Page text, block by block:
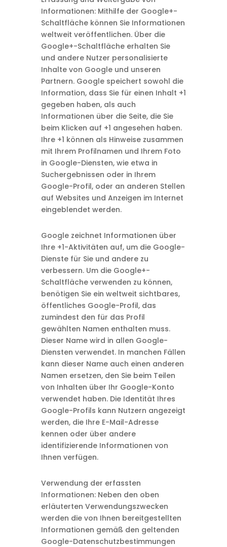
Informationen: Mithilfe der Google+-
Schaltfläche können Sie Informationen
weltweit veröffentlichen. Über die
Google+-Schaltfläche erhalten Sie
und andere Nutzer personalisierte
Inhalte von Google und unseren
Partnern. Google speichert sowohl die
Information, dass Sie für einen Inhalt +1
gegeben haben, als auch
Informationen über die Seite, die Sie
beim Klicken auf +1 angesehen haben.
Ihre +1 können als Hinweise zusammen
mit Ihrem Profilnamen und Ihrem Foto
in Google-Diensten, wie etwa in
Suchergebnissen oder in Ihrem
Google-Profil, oder an anderen Stellen
auf Websites und Anzeigen im Internet
eingeblendet werden.
Google zeichnet Informationen über
Ihre +1-Aktivitäten auf, um die Google-
Dienste für Sie und andere zu
verbessern. Um die Google+-
Schaltfläche verwenden zu können,
benötigen Sie ein weltweit sichtbares,
öffentliches Google-Profil, das
zumindest den für das Profil
gewählten Namen enthalten muss.
Dieser Name wird in allen Google-
Diensten verwendet. In manchen Fällen
kann dieser Name auch einen anderen
Namen ersetzen, den Sie beim Teilen
von Inhalten über Ihr Google-Konto
verwendet haben. Die Identität Ihres
Google-Profils kann Nutzern angezeigt
werden, die Ihre E-Mail-Adresse
kennen oder über andere
identifizierende Informationen von
Ihnen verfügen.
Verwendung der erfassten
Informationen: Neben den oben
erläuterten Verwendungszwecken
werden die von Ihnen bereitgestellten
Informationen gemäß den geltenden
Google-Datenschutzbestimmungen